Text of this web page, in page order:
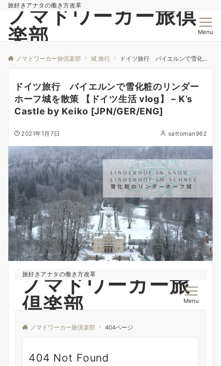
旅好きアナタの働き方改革
ノマドワーカー旅倶
楽部
Menu
ノマドワーカー旅倶楽部 城 旅行 ドイツ旅行 バイエルンで雪化粧のリンダーホーフ城を散策 【ドイツ生活 vlog】 – K’s Castle by Keiko [JPN/GER/ENG]
ドイツ旅行 バイエルンで雪化粧のリンダー
ホーフ城を散策 【ドイツ生活 vlog】 – K’s
Castle by Keiko [JPN/GER/ENG]
2021年1月7日 sattoman962